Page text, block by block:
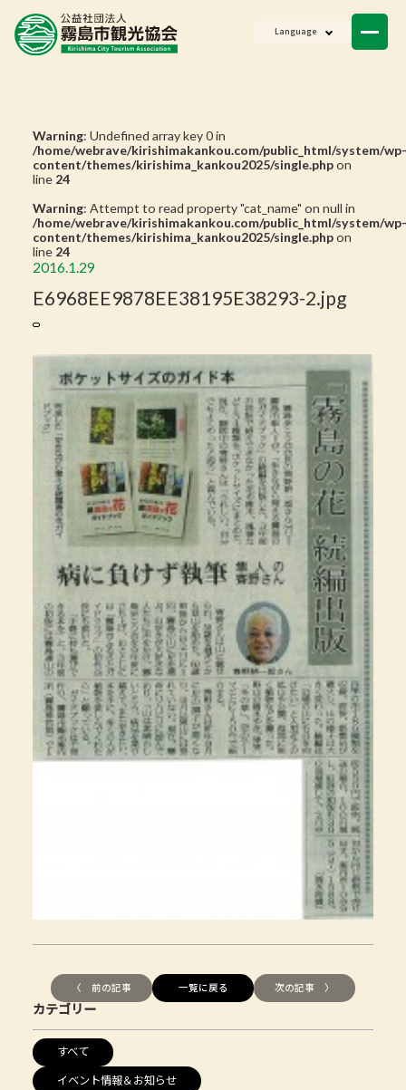
Language
Warning: Undefined array key 0 in
/home/webrave/kirishimakankou.com/public_html/system/wp-
content/themes/kirishima_kankou2025/single.phpon
line 24
Warning: Attempt to read property "cat_name" on null in
/home/webrave/kirishimakankou.com/public_html/system/wp-
content/themes/kirishima_kankou2025/single.phpon
line 24
2016.1.29
E6968EE9878EE38195E38293-2.jpg
〈 前の記事 一覧に戻る 次の記事 〉
カテゴリー
すべて
イベント情報＆お知らせ